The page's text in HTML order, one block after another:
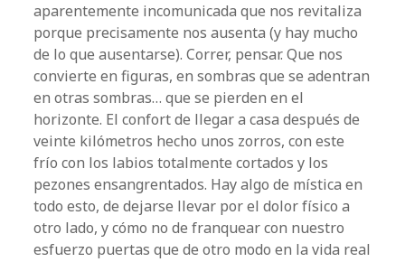
aparentemente incomunicada que nos revitaliza
porque precisamente nos ausenta (y hay mucho
de lo que ausentarse). Correr, pensar. Que nos
convierte en figuras, en sombras que se adentran
en otras sombras… que se pierden en el
horizonte. El confort de llegar a casa después de
veinte kilómetros hecho unos zorros, con este
frío con los labios totalmente cortados y los
pezones ensangrentados. Hay algo de mística en
todo esto, de dejarse llevar por el dolor físico a
otro lado, y cómo no de franquear con nuestro
esfuerzo puertas que de otro modo en la vida real